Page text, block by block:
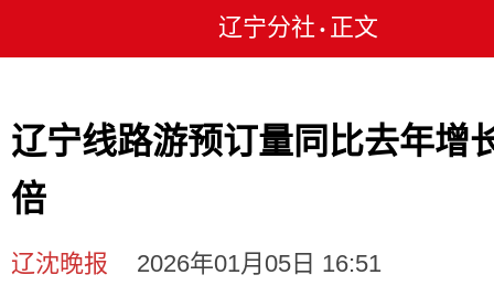
辽宁分社 • 正文
辽宁线路游预订量同比去年增
倍
辽沈晚报 2026年01月05日 16:51